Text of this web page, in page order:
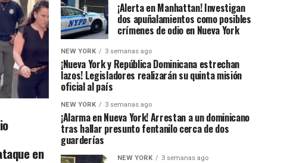
en
¡Alerta en Manhattan! Investigan
dos apuñalamientos como posibles
crímenes de odio en Nueva York
NEW YORK 3 semanas ago
¡Nueva York y República Dominicana estrechan
lazos! Legisladores realizarán su quinta misión
oficial al país
NEW YORK 3 semanas ago
¡Alarma en Nueva York! Arrestan a un dominicano
tras hallar presunto fentanilo cerca de dos
guarderías
NEW YORK 3 semanas ago